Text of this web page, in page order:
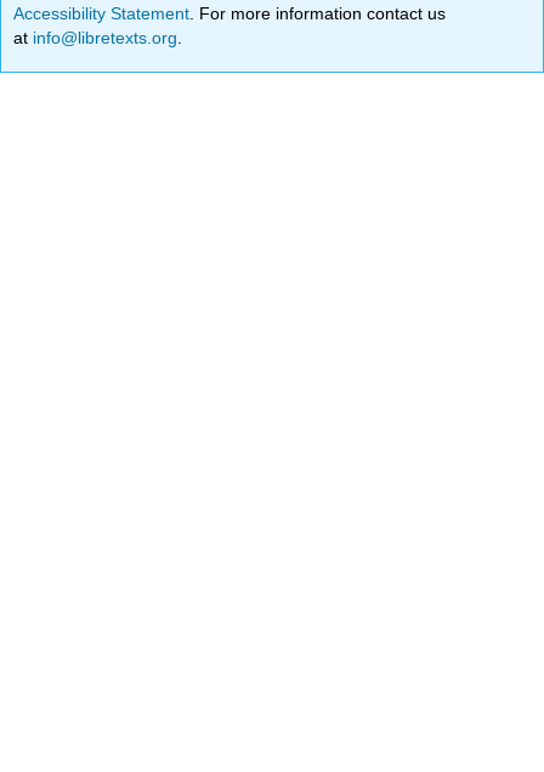
Accessibility Statement . For more information contact us
at info@libretexts.org